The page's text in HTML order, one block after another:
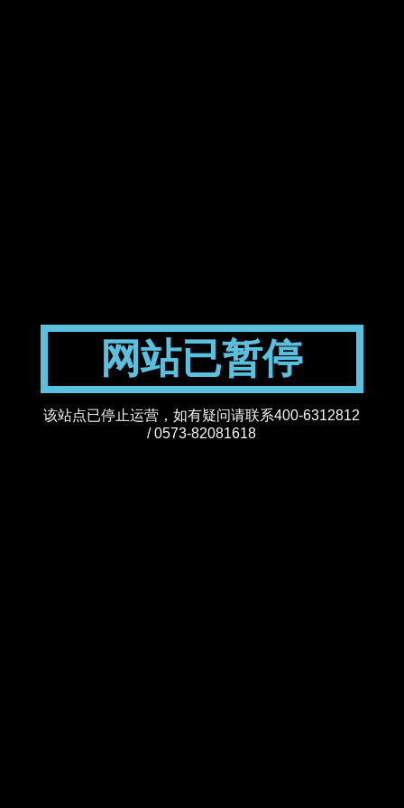
网站已暂停
该站点已停止运营，如有疑问请联系400-6312812
/ 0573-82081618